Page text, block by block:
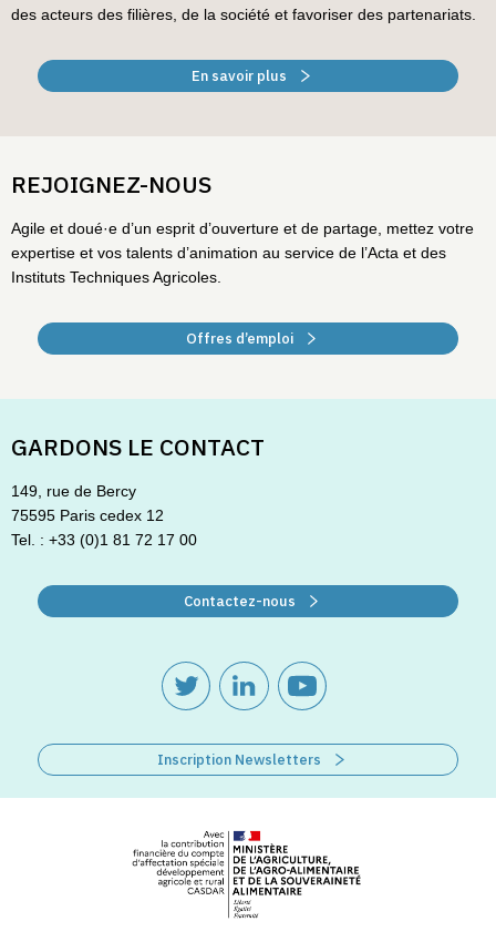
des acteurs des filières, de la société et favoriser des partenariats.
En savoir plus
REJOIGNEZ-NOUS
Agile et doué·e d’un esprit d’ouverture et de partage, mettez votre
expertise et vos talents d’animation au service de l’Acta et des
Instituts Techniques Agricoles.
Offres d’emploi
GARDONS LE CONTACT
149, rue de Bercy
75595 Paris cedex 12
Tel. : +33 (0)1 81 72 17 00
Contactez-nous
Inscription Newsletters